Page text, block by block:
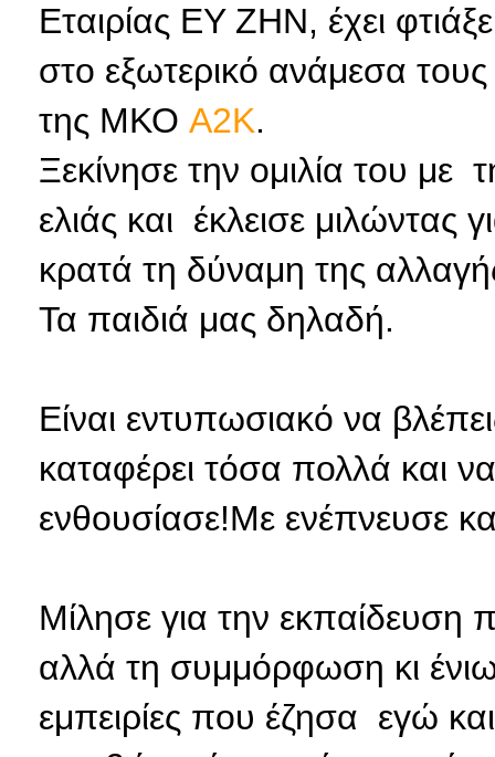
Εταιρίας ΕΥ ΖΗΝ, έχει
στο εξωτερικό ανάμεσα
της ΜΚΟ A2K.
Ξεκίνησε την ομιλία του με
ελιάς και έκλεισε μιλώντας
κρατά τη δύναμη της
Τα παιδιά μας δηλαδή.
Είναι εντυπωσιακό να
καταφέρει τόσα πολλά και
ενθουσίασε!Με ενέπνευσε
Μίλησε για την
αλλά τη συμμόρφωση κι
εμπειρίες που έζησα εγώ